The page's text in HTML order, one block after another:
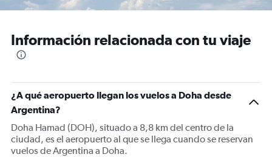
Información relacionada con tu viaje
¿A qué aeropuerto llegan los vuelos a Doha desde
Argentina?
Doha Hamad (DOH), situado a 8,8 km del centro de la
ciudad, es el aeropuerto al que se llega cuando se reservan
vuelos de Argentina a Doha.